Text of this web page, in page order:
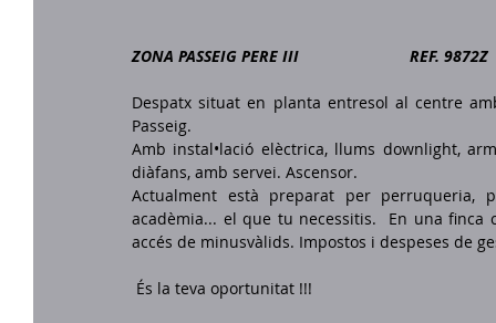
ZONA PASSEIG PERE III                         REF. 9872Z
Despatx situat en planta entresol al centre
Passeig.
Amb instal•lació elèctrica, llums downlight,
diàfans, amb servei. Ascensor.
Actualment està preparat per perruqueria,
acadèmia... el que tu necessitis.  En una finca
accés de minusvàlids. Impostos i despeses de
És la teva oportunitat !!!